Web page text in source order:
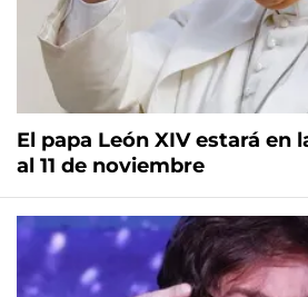
El papa León XIV estará en
al 11 de noviembre